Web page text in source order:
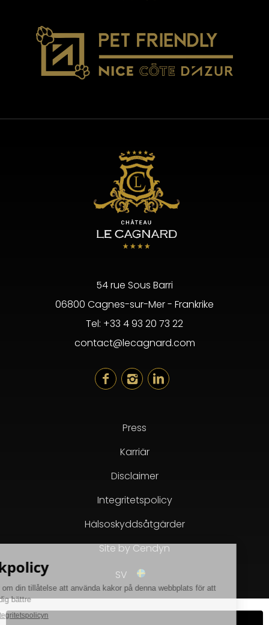
54 rue Sous Barri
06800 Cagnes-sur-Mer - Frankrike
Tel: +33 4 93 20 73 22
contact@lecagnard.com
Press
Karriär
Disclaimer
Integritetspolicy
Hälsoskyddsåtgärder
Site by Cendyn
SV